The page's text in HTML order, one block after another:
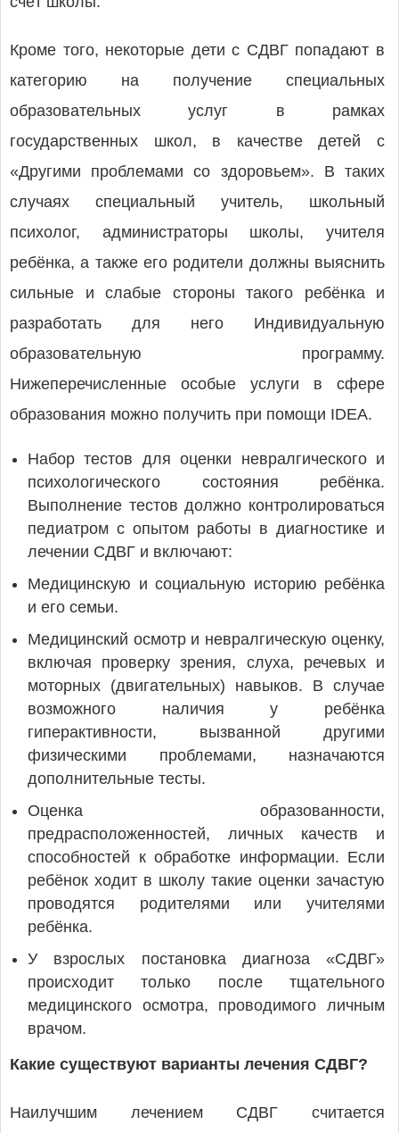
Кроме того, некоторые дети с СДВГ попадают в
категорию на получение специальных
образовательных услуг в рамках
государственных школ, в качестве детей с
«Другими проблемами со здоровьем». В таких
случаях специальный учитель, школьный
психолог, администраторы школы, учителя
ребёнка, а также его родители должны выяснить
сильные и слабые стороны такого ребёнка и
разработать для него Индивидуальную
образовательную программу.
Нижеперечисленные особые услуги в сфере
образования можно получить при помощи IDEA.
Набор тестов для оценки невралгического и
психологического состояния ребёнка.
Выполнение тестов должно контролироваться
педиатром с опытом работы в диагностике и
лечении СДВГ и включают:
Медицинскую и социальную историю ребёнка
и его семьи.
Медицинский осмотр и невралгическую оценку,
включая проверку зрения, слуха, речевых и
моторных (двигательных) навыков. В случае
возможного наличия у ребёнка
гиперактивности, вызванной другими
физическими проблемами, назначаются
дополнительные тесты.
Оценка образованности,
предрасположенностей, личных качеств и
способностей к обработке информации. Если
ребёнок ходит в школу такие оценки зачастую
проводятся родителями или учителями
ребёнка.
У взрослых постановка диагноза «СДВГ»
происходит только после тщательного
медицинского осмотра, проводимого личным
врачом.
Какие существуют варианты лечения СДВГ?
Наилучшим лечением СДВГ считается